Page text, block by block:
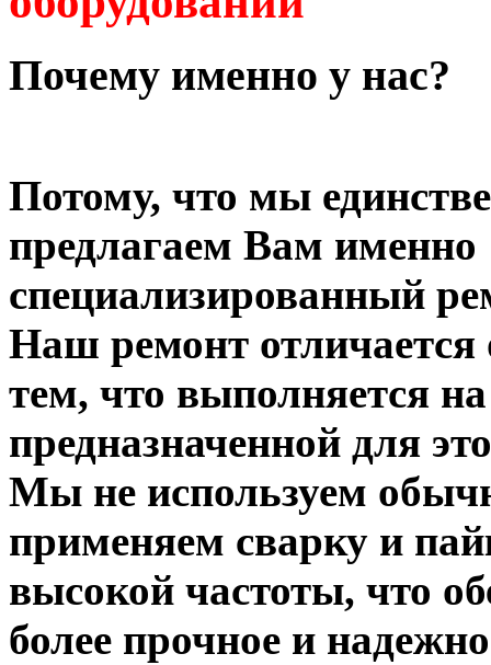
Почему именно у нас?
Потому, что мы
предлагаем Вам именно
специализированный
Наш ремонт отличается
тем, что выполняется
предназначенной для
Мы не используем
применяем сварку и
высокой частоты, что
более прочное и